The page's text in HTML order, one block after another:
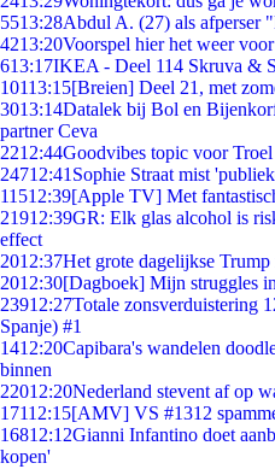
5513:28Abdul A. (27) als afperser
4213:20Voorspel hier het weer
613:17IKEA - Deel 114 Skruva &
10113:15[Breien] Deel 21, met
3013:14Datalek bij Bol en
partner Ceva
2212:44Goodvibes topic voor
24712:41 Sophie Straat mist
11512:39[Apple TV] Met
21912:39GR: Elk glas alcohol is
effect
2012:37Het grote dagelijkse
2012:30[Dagboek] Mijn struggles
23912:27Totale zonsverduistering
Spanje) #1
1412:20Capibara's wandelen
binnen
22012:20Nederland stevent af op
17112:15[AMV] VS #1312
16812:12Gianni Infantino doet
kopen'